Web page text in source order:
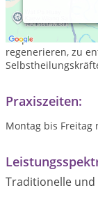
die Kombination
Körper Seele und
regenerieren, zu
Praxiszeiten:
Montag bis Freitag
Traditionelle